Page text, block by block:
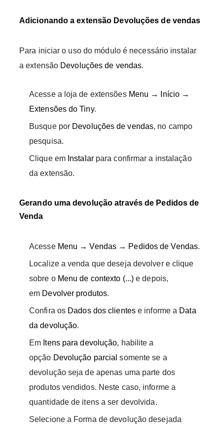
Adicionando a extensão Devoluções de vendas
Para iniciar o uso do módulo é necessário instalar
a extensão Devoluções de vendas.
Acesse a loja de extensões Menu → Início →
Extensões do Tiny.
Busque por Devoluções de vendas, no campo
pesquisa.
Clique em Instalarpara confirmar a instalação
da extensão.
Gerando uma devolução através de Pedidos de
Venda
Acesse Menu → Vendas → Pedidos de Vendas.
Localize a venda que deseja devolver e clique
sobre o Menu de contexto (...) e depois,
em Devolver produtos.
Confira os Dados dos clientese informe a Data
da devolução.
Em Itens para devolução, habilite a
opção Devolução parcial somente se a
devolução seja de apenas uma parte dos
produtos vendidos. Neste caso, informe a
quantidade de itens a ser devolvida.
Selecione a Forma de devolução desejada